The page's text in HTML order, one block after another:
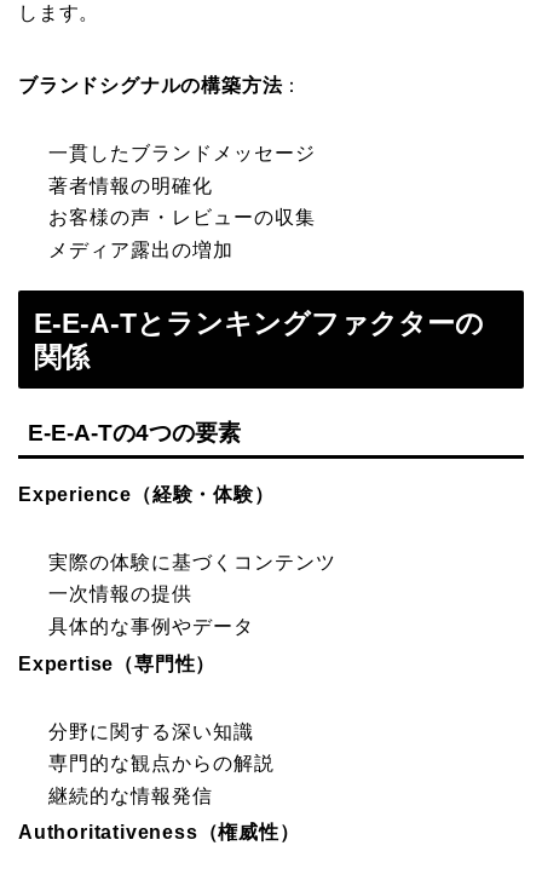
します。
ブランドシグナルの構築方法：
一貫したブランドメッセージ
著者情報の明確化
お客様の声・レビューの収集
メディア露出の増加
E-E-A-Tとランキングファクターの
関係
E-E-A-Tの4つの要素
Experience（経験・体験）
実際の体験に基づくコンテンツ
一次情報の提供
具体的な事例やデータ
Expertise（専門性）
分野に関する深い知識
専門的な観点からの解説
継続的な情報発信
Authoritativeness（権威性）